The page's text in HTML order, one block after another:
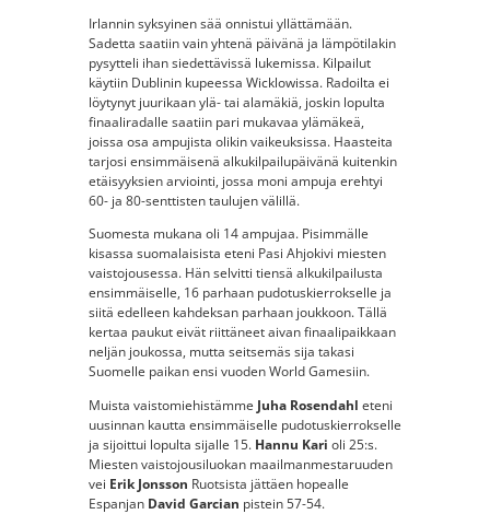
Irlannin syksyinen sää onnistui yllättämään.
Sadetta saatiin vain yhtenä päivänä ja lämpötilakin
pysytteli ihan siedettävissä lukemissa. Kilpailut
käytiin Dublinin kupeessa Wicklowissa. Radoilta ei
löytynyt juurikaan ylä- tai alamäkiä, joskin lopulta
finaaliradalle saatiin pari mukavaa ylämäkeä,
joissa osa ampujista olikin vaikeuksissa. Haasteita
tarjosi ensimmäisenä alkukilpailupäivänä kuitenkin
etäisyyksien arviointi, jossa moni ampuja erehtyi
60- ja 80-senttisten taulujen välillä.
Suomesta mukana oli 14 ampujaa. Pisimmälle
kisassa suomalaisista eteni Pasi Ahjokivi miesten
vaistojousessa. Hän selvitti tiensä alkukilpailusta
ensimmäiselle, 16 parhaan pudotuskierrokselle ja
siitä edelleen kahdeksan parhaan joukkoon. Tällä
kertaa paukut eivät riittäneet aivan finaalipaikkaan
neljän joukossa, mutta seitsemäs sija takasi
Suomelle paikan ensi vuoden World Gamesiin.
Muista vaistomiehistämme Juha Rosendahl eteni
uusinnan kautta ensimmäiselle pudotuskierrokselle
ja sijoittui lopulta sijalle 15. Hannu Kari oli 25:s.
Miesten vaistojousiluokan maailmanmestaruuden
vei Erik Jonsson Ruotsista jättäen hopealle
Espanjan David Garcian pistein 57-54.